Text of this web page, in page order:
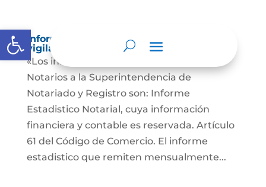
Abrir barra de herramientas
Informes a organismos de inspección,
vigilancia y control
«Los informes que presentan los Señores
Notarios a la Superintendencia de
Notariado y Registro son: Informe
Estadistico Notarial, cuya información
financiera y contable es reservada. Artículo
61 del Código de Comercio. El informe
estadistico que remiten mensualmente...